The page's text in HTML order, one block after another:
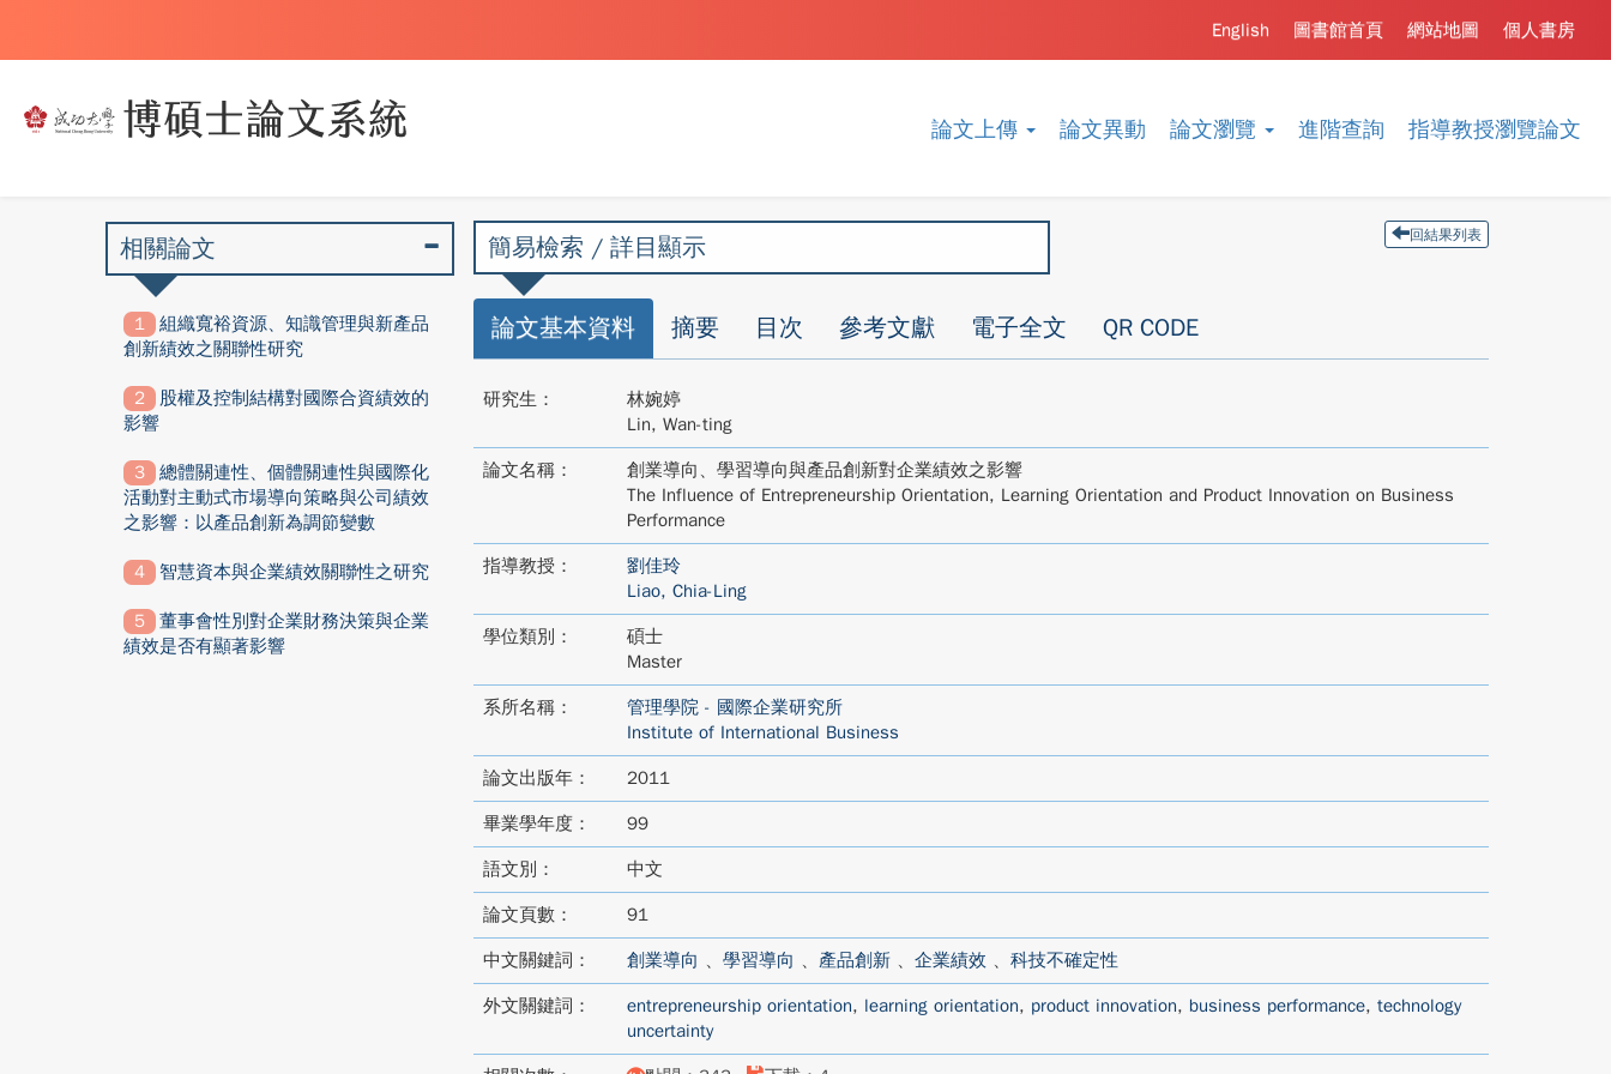
論文上傳 論文異動 論文瀏覽 進階查詢 指導教授瀏覽論文
個人書房
網站地圖
圖書館首頁
English
簡易檢索 / 詳目顯示 回結果列表
論文基本資料 摘要 目次 參考文獻 電子全文 QR CODE
研究生：
林婉婷
Lin, Wan-ting
論文名稱：
創業導向、學習導向與產品創新對企業績效之影響
The Influence of Entrepreneurship Orientation, Learning Orientation and Product Innovation on Business
Performance
指導教授：
劉佳玲
Liao, Chia-Ling
學位類別：
碩士
Master
系所名稱：
管理學院 - 國際企業研究所
Institute of International Business
論文出版年： 2011
畢業學年度： 99
語文別： 中文
論文頁數： 91
中文關鍵詞： 創業導向 、 學習導向 、 產品創新、 企業績效 、 科技不確定性
外文關鍵詞： entrepreneurship orientation, learning orientation, product innovation, business performance, technology
uncertainty
相關論文
組織寬裕資源、知識管理與新產品
創新績效之關聯性研究
股權及控制結構對國際合資績效的
影響
總體關連性、個體關連性與國際化
活動對主動式市場導向策略與公司績效
之影響：以產品創新為調節變數
智慧資本與企業績效關聯性之研究
董事會性別對企業財務決策與企業
績效是否有顯著影響